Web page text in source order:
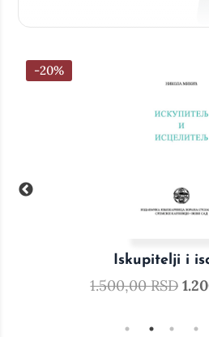
Iskupitelji i iscelitelj
RSD 1.200,00RSD